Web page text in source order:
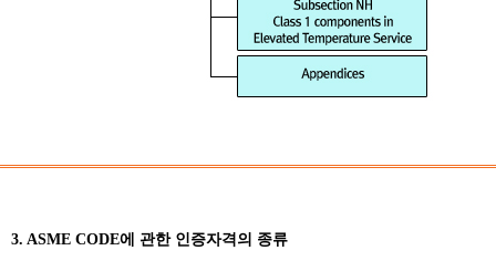
3. ASME CODE에 관한 인증자격의 종류